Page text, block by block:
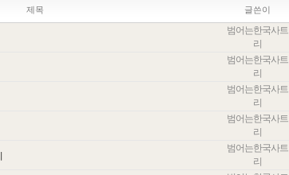
제목 글쓴이
범어는한국사트
리
범어는한국사트
리
범어는한국사트
리
범어는한국사트
리
범어는한국사트
리